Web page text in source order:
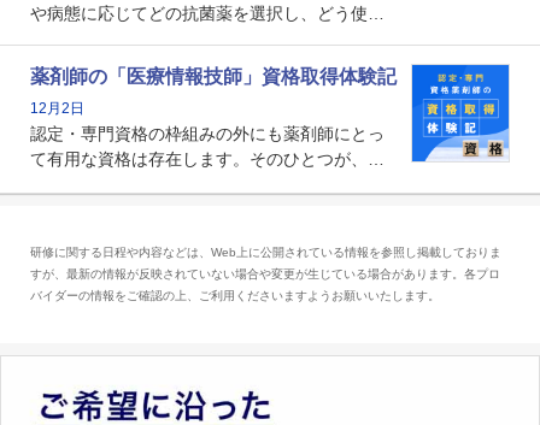
や病態に応じてどの抗菌薬を選択し、どう使っ
る薬剤師です。現在、感染防止対策加算の施設
基準に専任の薬剤師配置が挙げられており、今
後は感染症領域で薬剤師に、より多くの役割が
求められる可能性もあります。
薬剤師の「医療情報技師」資格取得体験記
12月2日
認定・専門資格の枠組みの外にも薬剤師にとっ
て有用な資格は存在します。そのひとつが、
とは、病院薬剤師を中心に大きな武器になりま
す。
研修に関する日程や内容などは、Web上に公開されている情報を参照し掲載しておりま
すが、最新の情報が反映されていない場合や変更が生じている場合があります。各プロ
バイダーの情報をご確認の上、ご利用くださいますようお願いいたします。